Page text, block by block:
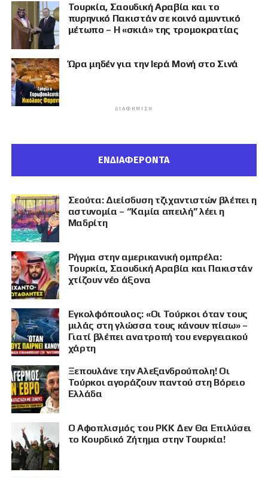
Τουρκία, Σαουδική Αραβία και το
πυρηνικό Πακιστάν σε κοινό αμυντικό
μέτωπο – Η «σκιά» της τρομοκρατίας
Ώρα μηδέν για την Ιερά Μονή στο Σινά
ΔΙΑΦΉΜΙΣΗ
ΕΝΔΙΑΦΕΡΟΝΤΑ
Σεούτα: Διείσδυση τζιχαντιστών βλέπει η
αστυνομία – “Καμία απειλή” λέει η
Μαδρίτη
Ρήγμα στην αμερικανική ομπρέλα:
Τουρκία, Σαουδική Αραβία και Πακιστάν
χτίζουν νέο άξονα
Εγκολφόπουλος: «Οι Τούρκοι όταν τους
μιλάς στη γλώσσα τους κάνουν πίσω» –
Γιατί βλέπει ανατροπή του ενεργειακού
χάρτη
Ξεπουλάνε την Αλεξανδρούπολη! Οι
Τούρκοι αγοράζουν παντού στη Βόρειο
Ελλάδα
Ο Αφοπλισμός του PKK Δεν Θα Επιλύσει
το Κουρδικό Ζήτημα στην Τουρκία!